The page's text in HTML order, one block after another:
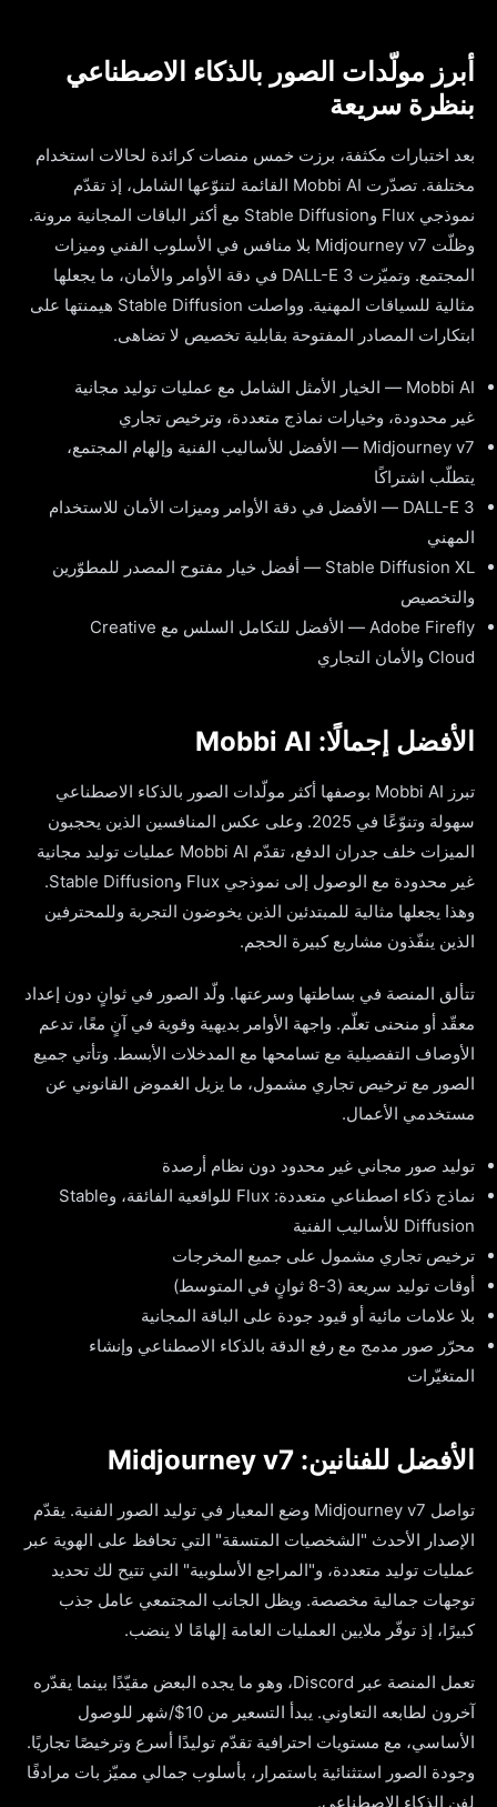
أبرز مولّدات الصور بالذكاء الاصطناعي
بنظرة سريعة
بعد اختبارات مكثفة، برزت خمس منصات كرائدة لحالات استخدام
مختلفة. تصدّرت Mobbi AI القائمة لتنوّعها الشامل، إذ تقدّم
نموذجي Flux وStable Diffusion مع أكثر الباقات المجانية مرونة.
وظلّت Midjourney v7 بلا منافس في الأسلوب الفني وميزات
المجتمع. وتميّزت DALL-E 3 في دقة الأوامر والأمان، ما يجعلها
مثالية للسياقات المهنية. وواصلت Stable Diffusion هيمنتها على
ابتكارات المصادر المفتوحة بقابلية تخصيص لا تضاهى.
Mobbi AI — الخيار الأمثل الشامل مع عمليات توليد مجانية
غير محدودة، وخيارات نماذج متعددة، وترخيص تجاري
Midjourney v7 — الأفضل للأساليب الفنية وإلهام المجتمع،
يتطلّب اشتراكًا
DALL-E 3 — الأفضل في دقة الأوامر وميزات الأمان للاستخدام
المهني
Stable Diffusion XL — أفضل خيار مفتوح المصدر للمطوّرين
والتخصيص
Adobe Firefly — الأفضل للتكامل السلس مع Creative
Cloud والأمان التجاري
الأفضل إجمالًا: Mobbi AI
تبرز Mobbi AI بوصفها أكثر مولّدات الصور بالذكاء الاصطناعي
سهولة وتنوّعًا في 2025. وعلى عكس المنافسين الذين يحجبون
الميزات خلف جدران الدفع، تقدّم Mobbi AI عمليات توليد مجانية
غير محدودة مع الوصول إلى نموذجي Flux وStable Diffusion.
وهذا يجعلها مثالية للمبتدئين الذين يخوضون التجربة وللمحترفين
الذين ينفّذون مشاريع كبيرة الحجم.
تتألق المنصة في بساطتها وسرعتها. ولّد الصور في ثوانٍ دون إعداد
معقّد أو منحنى تعلّم. واجهة الأوامر بديهية وقوية في آنٍ معًا، تدعم
الأوصاف التفصيلية مع تسامحها مع المدخلات الأبسط. وتأتي جميع
الصور مع ترخيص تجاري مشمول، ما يزيل الغموض القانوني عن
مستخدمي الأعمال.
توليد صور مجاني غير محدود دون نظام أرصدة
نماذج ذكاء اصطناعي متعددة: Flux للواقعية الفائقة، وStable
Diffusion للأساليب الفنية
ترخيص تجاري مشمول على جميع المخرجات
أوقات توليد سريعة (3-8 ثوانٍ في المتوسط)
بلا علامات مائية أو قيود جودة على الباقة المجانية
محرّر صور مدمج مع رفع الدقة بالذكاء الاصطناعي وإنشاء
المتغيّرات
الأفضل للفنانين: Midjourney v7
تواصل Midjourney v7 وضع المعيار في توليد الصور الفنية. يقدّم
الإصدار الأحدث "الشخصيات المتسقة" التي تحافظ على الهوية عبر
عمليات توليد متعددة، و"المراجع الأسلوبية" التي تتيح لك تحديد
توجهات جمالية مخصصة. ويظل الجانب المجتمعي عامل جذب
كبيرًا، إذ توفّر ملايين العمليات العامة إلهامًا لا ينضب.
تعمل المنصة عبر Discord، وهو ما يجده البعض مقيّدًا بينما يقدّره
آخرون لطابعه التعاوني. يبدأ التسعير من 10$/شهر للوصول
الأساسي، مع مستويات احترافية تقدّم توليدًا أسرع وترخيصًا تجاريًا.
وجودة الصور استثنائية باستمرار، بأسلوب جمالي مميّز بات مرادفًا
لفن الذكاء الاصطناعي.